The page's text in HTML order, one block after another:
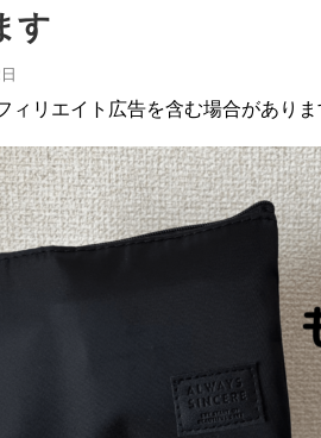
す
ィリエイト広告を含む場合がありま